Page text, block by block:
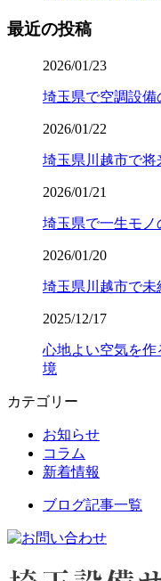
最近の投稿
2026/01/23
埼玉県で空調設
2026/01/22
埼玉県川越市で
2026/01/21
埼玉県で一生モ
2026/01/20
埼玉県川越市で未
2025/12/17
心地よい空気を
境
カテゴリー
お知らせ
コラム
新着情報
ブログ記事一覧